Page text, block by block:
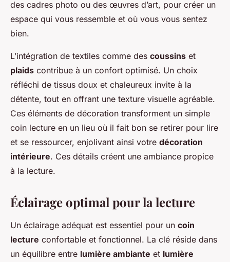
des cadres photo ou des œuvres d’art, pour créer un
espace qui vous ressemble et où vous vous sentez
bien.
L’intégration de textiles comme des coussins et
plaids contribue à un confort optimisé. Un choix
réfléchi de tissus doux et chaleureux invite à la
détente, tout en offrant une texture visuelle agréable.
Ces éléments de décoration transforment un simple
coin lecture en un lieu où il fait bon se retirer pour lire
et se ressourcer, enjolivant ainsi votre décoration
intérieure. Ces détails créent une ambiance propice
à la lecture.
Éclairage optimal pour la lecture
Un éclairage adéquat est essentiel pour un coin
lecture confortable et fonctionnel. La clé réside dans
un équilibre entre lumière ambiante et lumière